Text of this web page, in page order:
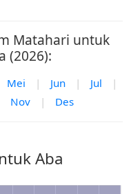
Matahari untuk
(2026):
Mei | Jun | Jul
|
Nov | Des
Aba